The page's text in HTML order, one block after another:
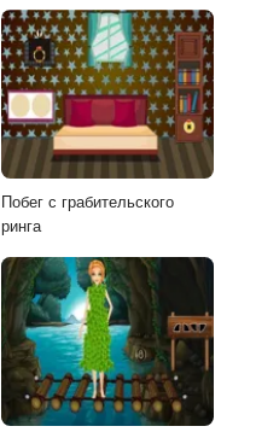
Побег с грабительского
ринга